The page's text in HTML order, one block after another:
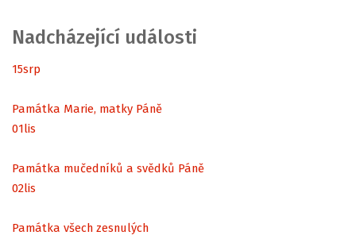
Nadcházející události
15srp
Památka Marie, matky Páně
01lis
Památka mučedníků a svědků Páně
02lis
Památka všech zesnulých